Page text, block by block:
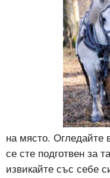
на място. Огледайте
се сте подготвен за
извикайте със себе